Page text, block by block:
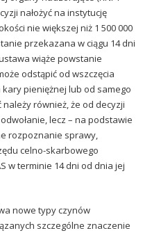
nałożyć na instytucję
nie większej niż 1 500 000
przekazana w ciągu 14 dni
wiąże powstanie
odstąpić od wszczęcia
pieniężnej lub od samego
również, że od decyzji
lecz – na podstawie
rozpoznanie sprawy,
celno-skarbowego
w terminie 14 dni od dnia jej
nowe typy czynów
szczególne znaczenie